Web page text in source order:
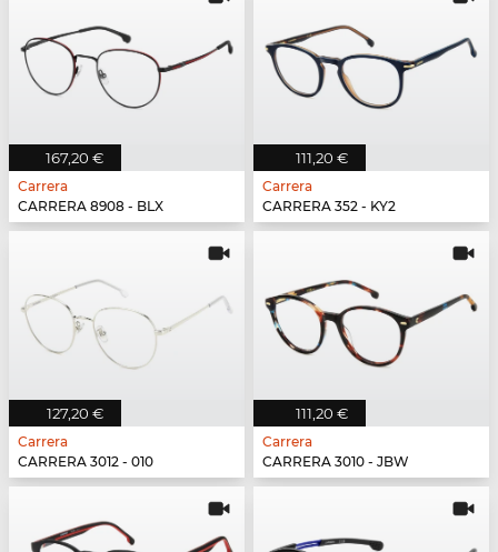
167,20 €
Carrera
CARRERA 8908 - BLX
111,20 €
Carrera
CARRERA 352 - KY2
127,20 €
Carrera
CARRERA 3012 - 010
111,20 €
Carrera
CARRERA 3010 - JBW